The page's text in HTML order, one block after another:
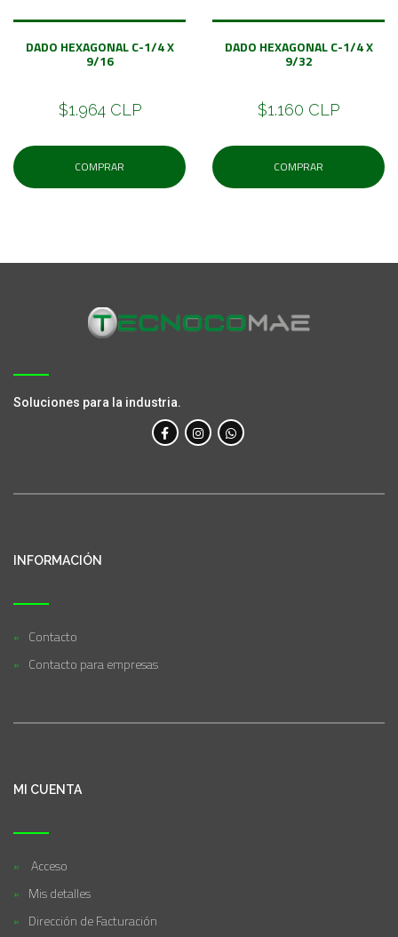
DADO HEXAGONAL C-1/4 X
9/16
$1.964 CLP
COMPRAR
DADO HEXAGONAL C-1/4 X
9/32
$1.160 CLP
COMPRAR
Soluciones para la industria.
INFORMACIÓN
Contacto
Contacto para empresas
MI CUENTA
Acceso
Mis detalles
Dirección de Facturación